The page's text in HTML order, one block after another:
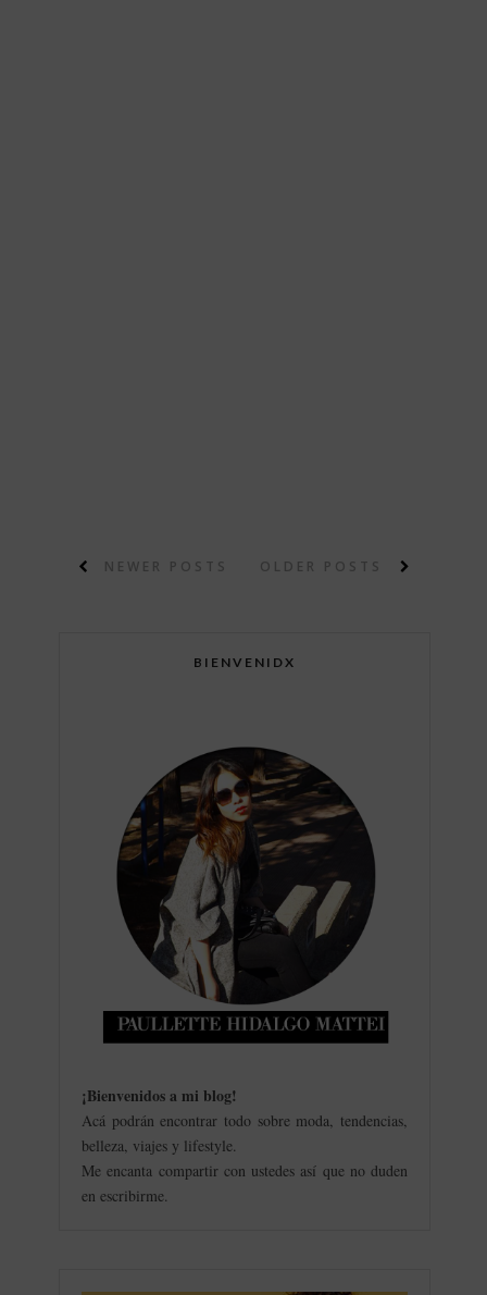
NEWER POSTS OLDER POSTS
BIENVENIDX
¡Bienvenidos a mi blog!
Acá podrán encontrar todo sobre moda, tendencias,
belleza, viajes y lifestyle.
Me encanta compartir con ustedes así que no duden
en escribirme.